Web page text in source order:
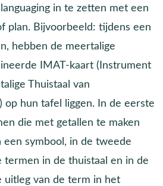
in te zetten met een
plan. Bijvoorbeeld: tijdens een
hebben de meertalige
IMAT-kaart (Instrument
Thuistaal van
op hun tafel liggen. In de eerste
die met getallen te maken
een symbool, in de tweede
termen in de thuistaal en in de
uitleg van de term in het